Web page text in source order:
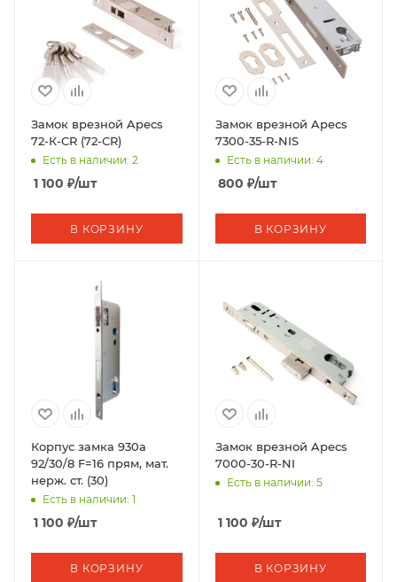
Замок врезной Apecs
72-К-CR (72-СR)
Есть в наличии: 2
1 100 ₽/шт
В КОРЗИНУ
Замок врезной Apecs
7300-35-R-NIS
Есть в наличии: 4
800 ₽/шт
В КОРЗИНУ
Корпус замка 930a
92/30/8 F=16 прям, мат.
нерж. ст. (30)
Есть в наличии: 1
1 100 ₽/шт
В КОРЗИНУ
Замок врезной Apecs
7000-30-R-NI
Есть в наличии: 5
1 100 ₽/шт
В КОРЗИНУ